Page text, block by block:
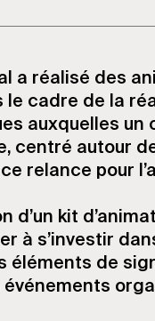
a réalisé des
le cadre de la
auxquelles un
centré autour
relance pour
kit
à s’investir
éléments de
événements